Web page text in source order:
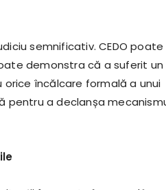
semnificativ. CEDO poate
demonstra că a suferit un
orice încălcare formală a unui
a declanșa